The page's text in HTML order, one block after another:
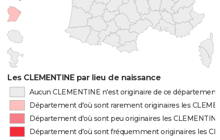
Les CLEMENTINE par lieu de naissance
Aucun CLEMENTINE n'est originaire de ce département
Département d'où sont rarement originaires les
Département d'où sont peu originaires les
Département d'où sont fréquemment originaires les